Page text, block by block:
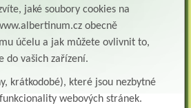
na LDN
přijmeme všeobecnou nebo praktickou sestru na
pé...
a ftizeologiePr...
jaké soubory cookies na
obecně
účelu a jak můžete ovlivnit to,
do vašich zařízení.
krátkodobé), které jsou nezbytné
webových stránek.